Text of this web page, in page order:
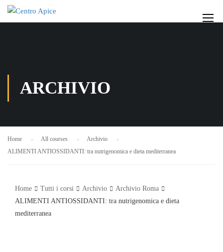
ARCHIVIO
Home All courses
Archivio
ALIMENTI ANTIOSSIDANTI: tra nutrigenomica e dieta mediterranea
Home Tutti i corsi Archivio
Archivio Roma
ALIMENTI ANTIOSSIDANTI: tra nutrigenomica e dieta
mediterranea